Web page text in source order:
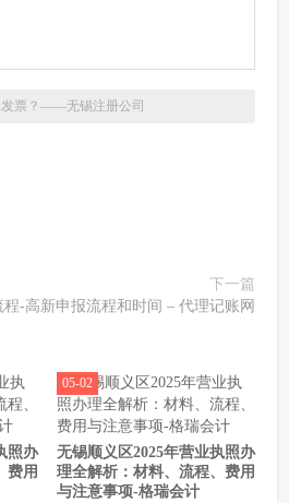
发票？——无锡注册公司
下一篇
-高新申报流程和时间 – 代理记账网
照办
费用
无锡顺义区2025年营业执照办
理全解析：材料、流程、费用
与注意事项-格瑞会计
05-02